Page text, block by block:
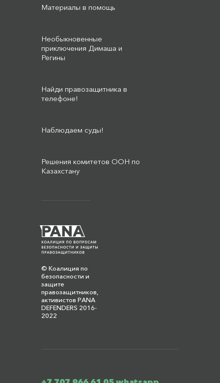
© Коалиция по
безопасности и
защите
правозащитников,
активистов PANA
DEFENDERS 2016-
2022
Материалы в помощь
Необыкновенные
приключения Димаша и
Регины
Найди правозащитника в
телефоне!
Наблюдаем суды!
Решения комитетов ООН по
Казахстану